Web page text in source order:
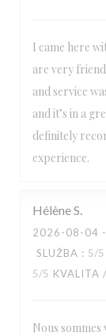
I came here
are very
and service
and it’s in a
definitely
experience.
HélèneS
2026-08-04
SLUŽBA : 5/5
5/5 KVALITA
Nous